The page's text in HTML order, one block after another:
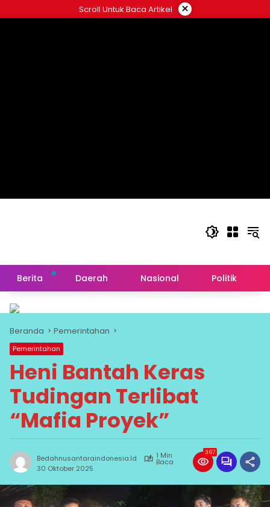
ke
Scroll Untuk Baca Artikel ×
Berita Daerah Nasional Politik
Beranda Pemerintahan
Pemerintahan
Heni Bantah Keras
Tudingan Terlibat
“Mafia Proyek”
Bedahnusantaraindonesia.id 1 Min
Baca
30 Oktober 2025
367